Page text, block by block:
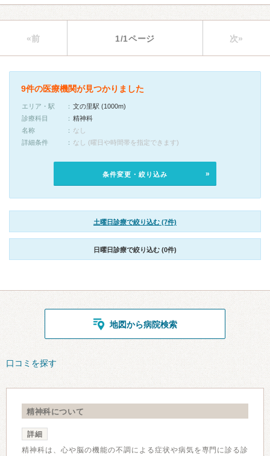
«前 1/1ページ 次»
9件の医療機関が見つかりました
エリア・駅
文の里駅 (1000m)
診療科目
精神科
名称
なし
詳細条件
なし (曜日や時間帯を指定できます)
条件変更・絞り込み
土曜日診療で絞り込む (7件)
日曜日診療で絞り込む (0件)
地図から病院検索
口コミを探す
精神科について
詳細
精神科は、心や脳の機能の不調による症状や病気を専門に診る診